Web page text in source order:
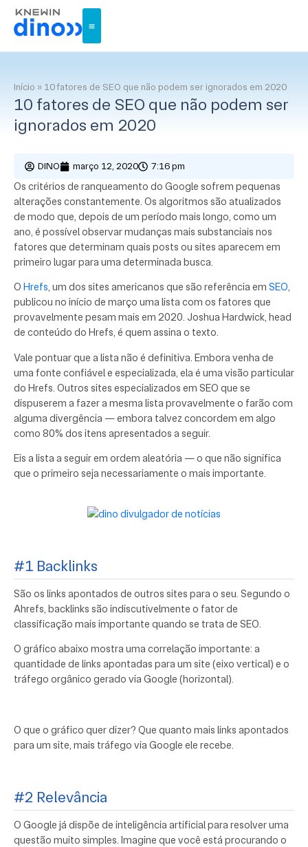
Início » 10 fatores de SEO que não podem ser ignorados em 2020
10 fatores de SEO que não podem ser
ignorados em 2020
DINO março 12, 2020 7:16 pm
Os critérios de ranqueamento do Google sofrem pequenas
alterações constantemente. Os algoritmos são atualizados
de modo que, depois de um período mais longo, como um
ano, é possível observar mudanças mais substanciais nos
fatores que determinam quais posts ou sites aparecem em
primeiro lugar para uma determinada busca.
O Hrefs, um dos sites americanos que são referência em SEO,
publicou no início de março uma lista com os fatores que
provavelmente pesam mais em 2020. Joshua Hardwick, head
de conteúdo do Hrefs, é quem assina o texto.
Vale pontuar que a lista não é definitiva. Embora venha de
uma fonte confiável e especializada, ela é uma visão particular
do Hrefs. Outros sites especializados em SEO que se
dispuserem a fazer a mesma lista provavelmente o farão com
alguma divergência — embora talvez concordem em algo
como 80% dos itens apresentados a seguir.
Eis a lista a seguir em ordem aleatória — o que não significa
que o primeiro seja necessariamente o mais importante.
#1 Backlinks
São os links apontados de outros sites para o seu. Segundo o
Ahrefs, backlinks são indiscutivelmente o fator de
classificação mais importante quando se trata de SEO.
O gráfico abaixo mostra uma correlação importante: a
quantidade de links apontadas para um site (eixo vertical) e o
tráfego orgânico gerado via Google (horizontal).
O que o gráfico quer dizer? Que quanto mais links apontados
para um site, mais tráfego via Google ele recebe.
#2 Relevância
O Google já dispõe de inteligência artificial para resolver uma
questão muito simples. Imagine que você está procurando o